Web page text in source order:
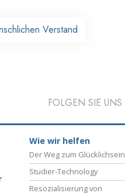
Verstand
FOLGEN SIE UNS
Wie wir helfen
Der Weg zum Glücklichsein
Studier-Technology
Resozialisierung von